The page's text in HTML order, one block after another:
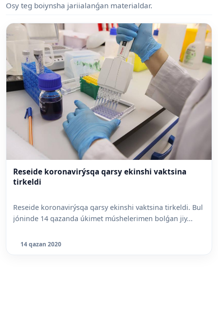
Osy teg boiynsha jariialanǵan materialdar.
Reseide koronavirýsqa qarsy ekinshi vaktsina
tirkeldi
Reseide koronavirýsqa qarsy ekinshi vaktsina tirkeldi. Bul
jóninde 14 qazanda úkimet múshelerimen bolǵan jiy...
14 qazan 2020